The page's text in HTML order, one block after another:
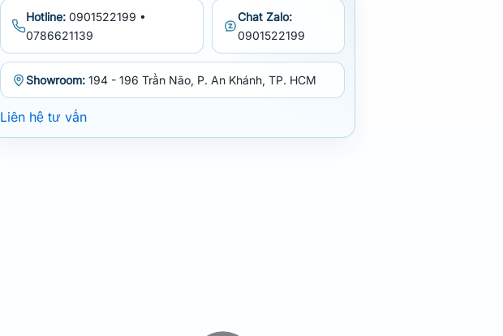
Hotline: 0901522199 •
0786621139
Chat Zalo:
0901522199
Showroom: 194 - 196 Trần Não, P. An Khánh, TP. HCM
Liên hệ tư vấn